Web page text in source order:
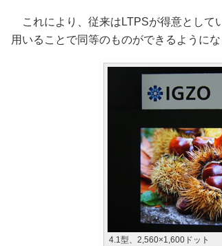
これにより、従来はLTPSが得意として
用いることで同等のものができるようにな
4.1型、2,560×1,600ドット